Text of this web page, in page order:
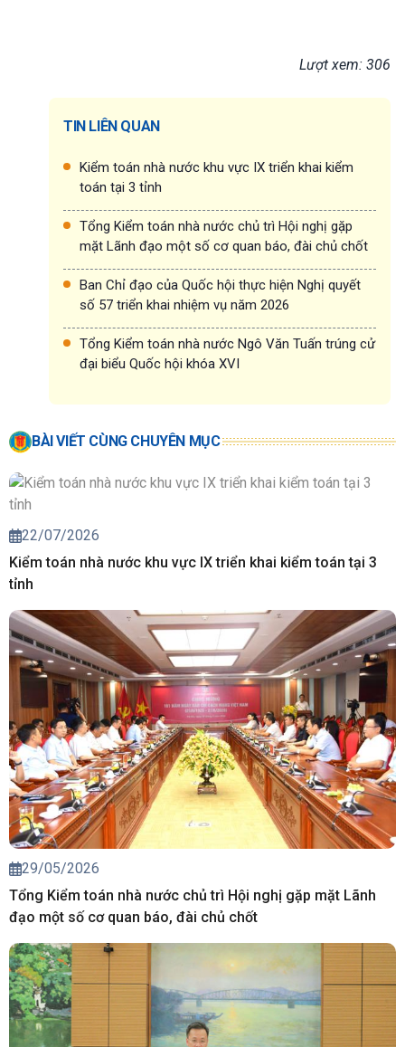
Lượt xem: 306
TIN LIÊN QUAN
Kiểm toán nhà nước khu vực IX triển khai kiểm
toán tại 3 tỉnh
Tổng Kiểm toán nhà nước chủ trì Hội nghị gặp
mặt Lãnh đạo một số cơ quan báo, đài chủ chốt
Ban Chỉ đạo của Quốc hội thực hiện Nghị quyết
số 57 triển khai nhiệm vụ năm 2026
Tổng Kiểm toán nhà nước Ngô Văn Tuấn trúng cử
đại biểu Quốc hội khóa XVI
BÀI VIẾT CÙNG CHUYÊN MỤC
22/07/2026
Kiểm toán nhà nước khu vực IX triển khai kiểm toán tại 3
tỉnh
29/05/2026
Tổng Kiểm toán nhà nước chủ trì Hội nghị gặp mặt Lãnh
đạo một số cơ quan báo, đài chủ chốt